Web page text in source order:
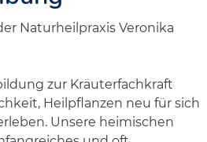
Naturheilpraxis Veronika
zur Kräuterfachkraft
Heilpflanzen neu für sich
Unsere heimischen